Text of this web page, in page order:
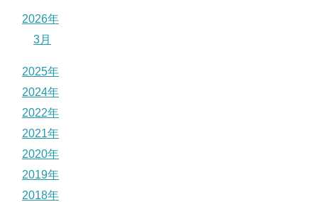
2026年
3月
2025年
2024年
2022年
2021年
2020年
2019年
2018年